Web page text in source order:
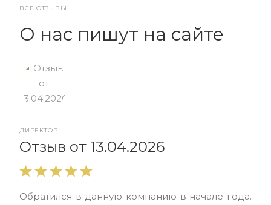
ВСЕ ОТЗЫВЫ
О нас пишут на сайте
ДИРЕКТОР
Отзыв от 13.04.2026
Обратился в данную компанию в начале года.